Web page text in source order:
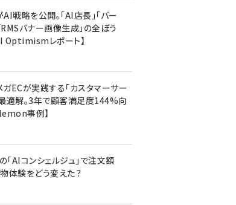
AI戦略を公開。「AI店長」「バー
RMSバナー画像生成」の全ぼう
Optimismレポート】
ECが実践する「カスタマーサー
適解。3年で顧客満足度144%向
事例】
「AIコンシェルジュ」で注文額
体験をどう変えた？